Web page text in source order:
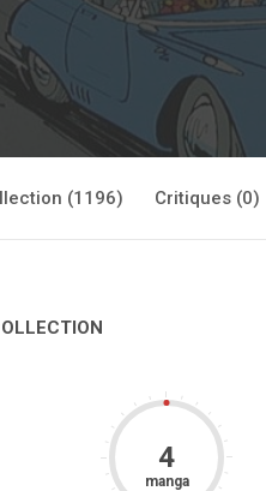
(1196) Critiques (0)
4
manga